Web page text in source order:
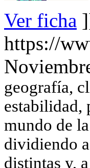
Ver ficha
https://
geografía,
estabilidad,
mundo de
dividiendo
distintas y,